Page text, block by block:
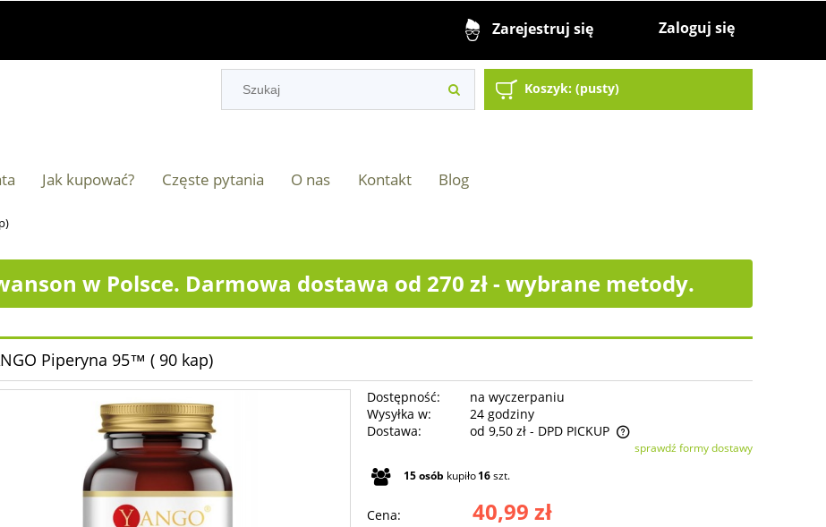
Zarejestruj się Zaloguj się
Koszyk: (pusty)
Jak kupować? Częste pytania O nas Kontakt Blog
w Polsce. Darmowa dostawa od 270 zł - wybrane metody.
Piperyna 95™ ( 90 kap)
Dostępność:
na wyczerpaniu
Wysyłka w:
24 godziny
Dostawa:
od 9,50 zł - DPD PICKUP
Cena nie zawiera ewentualnych kosztów
płatności
sprawdź formy dostawy
15osób kupiło16szt.
Cena: 40,99 zł